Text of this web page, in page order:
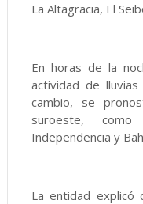
La Altagracia, El
En horas de la
actividad de
cambio, se
suroeste, como
Independencia y
La entidad explicó